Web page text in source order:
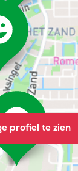
profiel te zien